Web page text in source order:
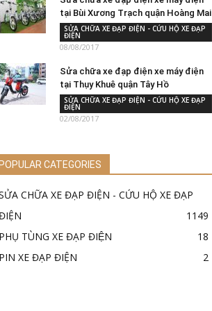
tại Bùi Xương Trạch quận Hoàng Mai
SỬA CHỮA XE ĐẠP ĐIỆN - CỨU HỘ XE ĐẠP
ĐIỆN
08/08/2017
Sửa chữa xe đạp điện xe máy điện
tại Thụy Khuê quận Tây Hồ
SỬA CHỮA XE ĐẠP ĐIỆN - CỨU HỘ XE ĐẠP
ĐIỆN
02/08/2017
CATEGORIES
CHỮA XE ĐẠP ĐIỆN - CỨU HỘ XE ĐẠP
1149
TÙNG XE ĐẠP ĐIỆN
18
XE ĐẠP ĐIỆN
2